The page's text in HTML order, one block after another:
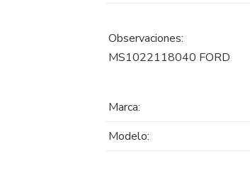
Observaciones:
MS1022118040 FORD
Marca:
Modelo: